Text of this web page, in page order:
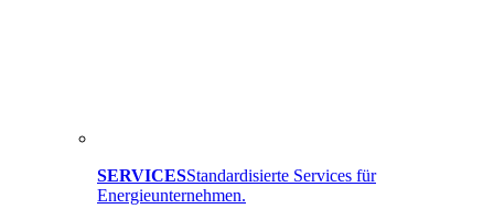
SERVICESStandardisierte Services für
Energieunternehmen.